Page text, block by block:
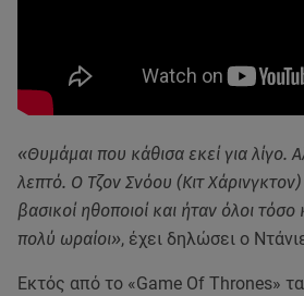
«Θυμάμαι που κάθισα εκεί για λίγο.
λεπτό. Ο Τζον Σνόου (Κιτ Χάρινγκτον)
βασικοί ηθοποιοί και ήταν όλοι τόσο
πολύ ωραίοι», έχει δηλώσει ο
Εκτός από το «Game Of Thrones»